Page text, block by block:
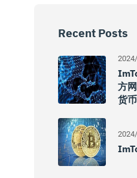
Recent Posts
方
货